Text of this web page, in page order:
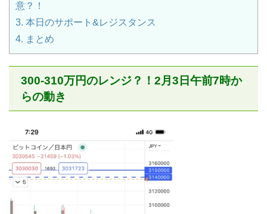
意？！
3. 本日のサポート&レジスタンス
4. まとめ
300-310万円のレンジ？！2月3日午前7時か
らの動き